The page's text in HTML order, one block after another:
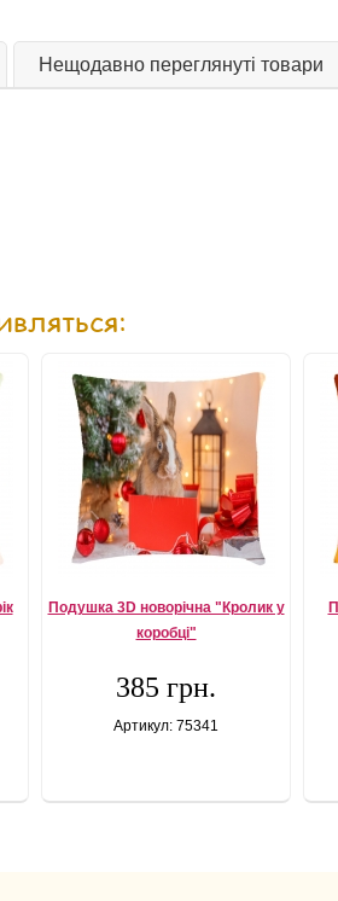
Нещодавно переглянуті товари
Подушка 3D новорічна "Кролик у
коробці"
385 грн.
Артикул: 75341